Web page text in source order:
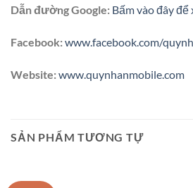
Dẫn đường Google: Bấm vào đây
Facebook:www.facebook.com/
Website:www.quynhanmobile.com
SẢN PHẨM TƯƠNG TỰ